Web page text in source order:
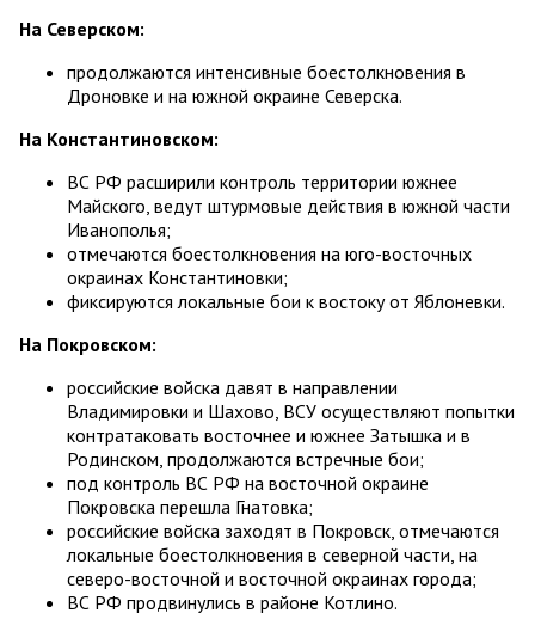
На Северском:
продолжаются интенсивные боестолкновения в
Дроновке и на южной окраине Северска.
На Константиновском:
ВС РФ расширили контроль территории южнее
Майского, ведут штурмовые действия в южной части
Иванополья;
отмечаются боестолкновения на юго-восточных
окраинах Константиновки;
фиксируются локальные бои к востоку от Яблоневки.
На Покровском:
российские войска давят в направлении
Владимировки и Шахово, ВСУ осуществляют попытки
контратаковать восточнее и южнее Затышка и в
Родинском, продолжаются встречные бои;
под контроль ВС РФ на восточной окраине
Покровска перешла Гнатовка;
российские войска заходят в Покровск, отмечаются
локальные боестолкновения в северной части, на
северо-восточной и восточной окраинах города;
ВС РФ продвинулись в районе Котлино.